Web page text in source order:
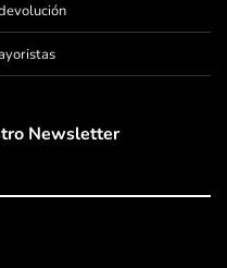
Newsletter